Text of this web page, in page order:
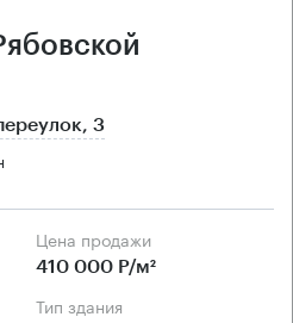
3
Цена продажи
410 000 Р/м²
Тип здания